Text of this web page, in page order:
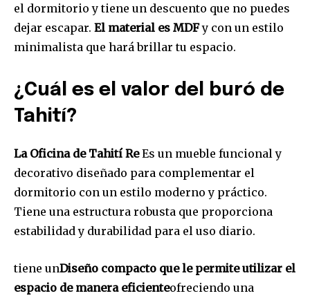
el dormitorio y tiene un descuento que no puedes
dejar escapar. El material es MDFy con un estilo
minimalista que hará brillar tu espacio.
¿Cuál es el valor del buró de
Tahití?
La Oficina de Tahití ReEs un mueble funcional y
decorativo diseñado para complementar el
dormitorio con un estilo moderno y práctico.
Tiene una estructura robusta que proporciona
estabilidad y durabilidad para el uso diario.
tiene unDiseño compacto que le permite utilizar el
espacio de manera eficienteofreciendo una